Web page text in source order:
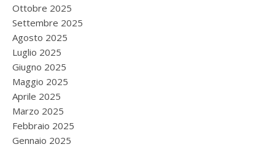
Ottobre 2025
Settembre 2025
Agosto 2025
Luglio 2025
Giugno 2025
Maggio 2025
Aprile 2025
Marzo 2025
Febbraio 2025
Gennaio 2025